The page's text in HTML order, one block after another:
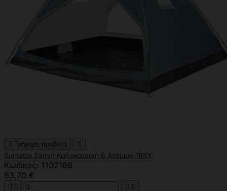
 Γρήγορη προβολή 
Sumatra Σκηνή Καλοκαιρινή 6 Ατόμων 185Υ
Κωδικός: 1102168
63,70 €
   